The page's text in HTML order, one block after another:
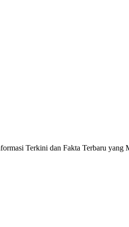
Terkini dan Fakta Terbaru